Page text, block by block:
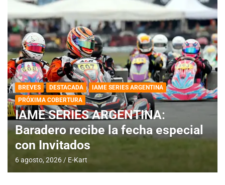
BREVES DESTACADA
IAME SERIES ARGENTINA
PRÓXIMA COBERTURA
IAME SERIES ARGENTINA:
Baradero recibe la fecha especial
con Invitados
6 agosto, 2026 E-Kart